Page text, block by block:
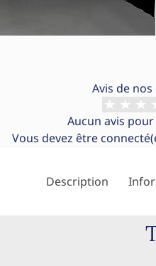
Avis de
Aucun avis
Vous devez être
Description